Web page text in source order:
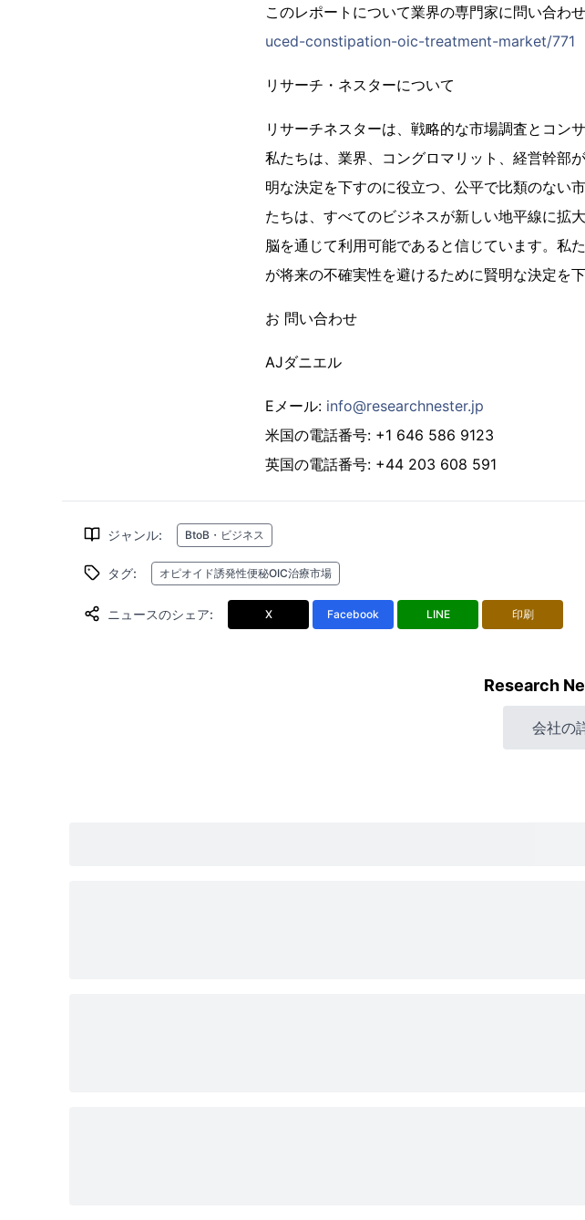
このレポートについて業界の専門家に問い合わ
uced-constipation-oic-treatment-market/771
リサーチ・ネスターについて
リサーチネスターは、戦略的な市場調査とコン
私たちは、業界、コングロマリット、経営幹部
明な決定を下すのに役立つ、公平で比類のない
たちは、すべてのビジネスが新しい地平線に拡
脳を通じて利用可能であると信じています。私
が将来の不確実性を避けるために賢明な決定を
お 問い合わせ
AJダニエル
Eメール: info@researchnester.jp
米国の電話番号: +1 646 586 9123
英国の電話番号: +44 203 608 591
ジャンル: BtoB・ビジネス
タグ: オピオイド誘発性便秘OIC治療市場
ニュースのシェア: X Facebook LINE 印刷
Research
会社の